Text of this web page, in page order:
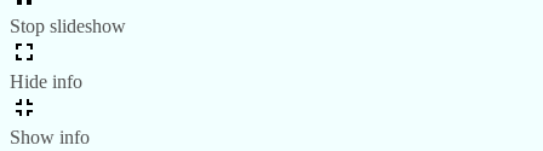
Stop slideshow
Hide info
Show info